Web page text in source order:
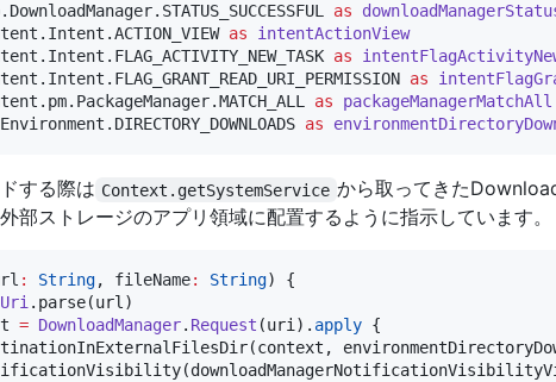
as
as
intentActionView
as
as
as
packageManagerMatchAll
as
する際は Context.getSystemService から取ってきた
部ストレージのアプリ領域に配置するように指示しています。
: String, fileName: String) {
Uri.parse(url)
= DownloadManager. Request (uri). apply {